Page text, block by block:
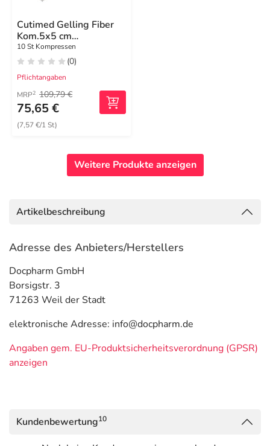
Cutimed Gelling Fiber
Kom.5x5 cm
Hydrofaserverband
10 St Kompressen
(0)
Pflichtangaben
MRP2 109,79 €
75,65 €
(7,57 €/1 St)
Weitere Produkte anzeigen
Artikelbeschreibung
Adresse des Anbieters/Herstellers
Docpharm GmbH
Borsigstr. 3
71263 Weil der Stadt
elektronische Adresse: info@docpharm.de
Angaben gem. EU-Produktsicherheitsverordnung (GPSR)
anzeigen
Kundenbewertung10